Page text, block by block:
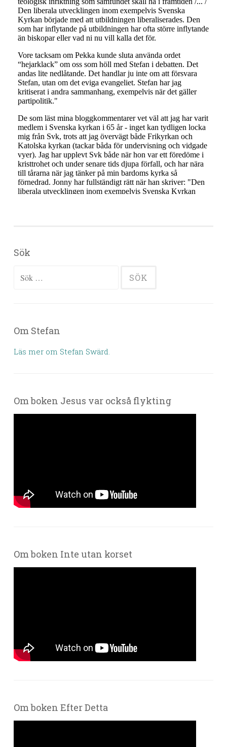
Sök
Sök efter:
Om Stefan
Läs mer om Stefan Swärd.
Om boken Jesus var också flykting
Om boken Inte utan korset
Om boken Efter Detta